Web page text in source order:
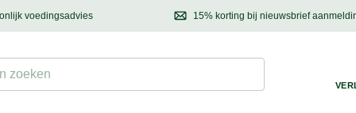
& eigenaar 15% korting bij nieuwsbrief
Ontdek nieuwtjes,
voedingsadvies
Mailons met uw vragen, onze voedingsdeskundige adviseert u graag!
Suchen